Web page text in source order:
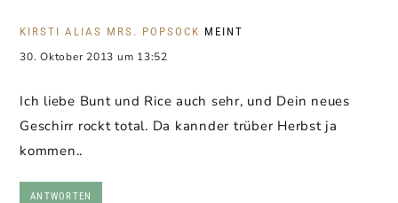
KIRSTI ALIAS MRS. POPSOCK MEINT
30. Oktober 2013 um 13:52
Ich liebe Bunt und Rice auch sehr, und Dein neues
Geschirr rockt total. Da kannder trüber Herbst ja
kommen..
ANTWORTEN